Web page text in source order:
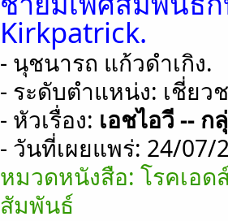
Kirkpatrick.
- นุชนารถ แก้วดำเกิง.
- ระดับตำแหน่ง: เชี่ยว
- หัวเรื่อง: เอชไอวี --
- วันที่เผยแพร่: 24/07/
หมวดหนังสือ: โรคเอด
สัมพันธ์